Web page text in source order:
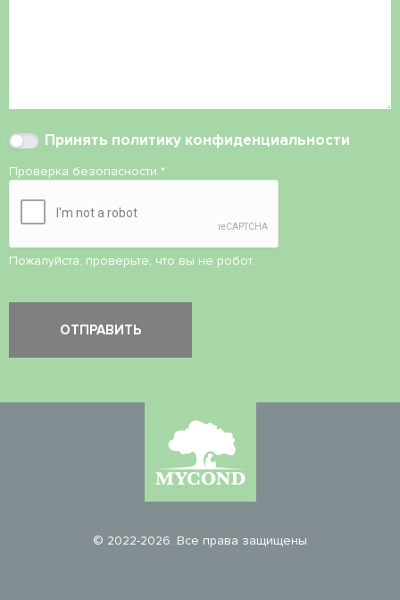
Принять политику конфиденциальности
Проверка безопасности *
Пожалуйста, проверьте, что вы не робот.
© 2022-2026. Все права защищены